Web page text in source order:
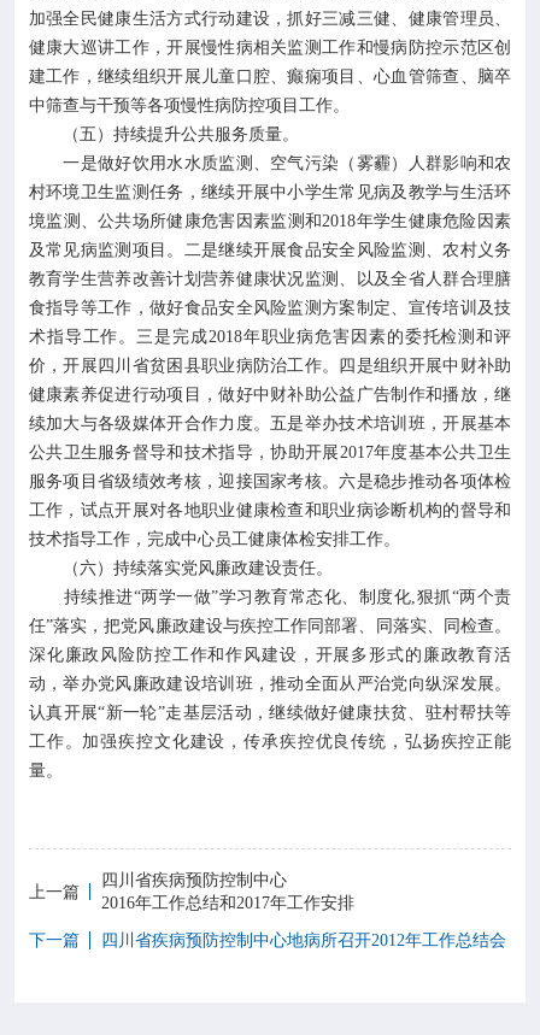
加强全民健康生活方式行动建设，抓好三减三健、健康管理员、
健康大巡讲工作，开展慢性病相关监测工作和慢病防控示范区创
建工作，继续组织开展儿童口腔、癫痫项目、心血管筛查、脑卒
中筛查与干预等各项慢性病防控项目工作。
（五）持续提升公共服务质量。
一是做好饮用水水质监测、空气污染（雾霾）人群影响和农
村环境卫生监测任务，继续开展中小学生常见病及教学与生活环
境监测、公共场所健康危害因素监测和2018年学生健康危险因素
及常见病监测项目。二是继续开展食品安全风险监测、农村义务
教育学生营养改善计划营养健康状况监测、以及全省人群合理膳
食指导等工作，做好食品安全风险监测方案制定、宣传培训及技
术指导工作。三是完成2018年职业病危害因素的委托检测和评
价，开展四川省贫困县职业病防治工作。四是组织开展中财补助
健康素养促进行动项目，做好中财补助公益广告制作和播放，继
续加大与各级媒体开合作力度。五是举办技术培训班，开展基本
公共卫生服务督导和技术指导，协助开展2017年度基本公共卫生
服务项目省级绩效考核，迎接国家考核。六是稳步推动各项体检
工作，试点开展对各地职业健康检查和职业病诊断机构的督导和
技术指导工作，完成中心员工健康体检安排工作。
（六）持续落实党风廉政建设责任。
持续推进“两学一做”学习教育常态化、制度化,狠抓“两个责
任”落实，把党风廉政建设与疾控工作同部署、同落实、同检查。
深化廉政风险防控工作和作风建设，开展多形式的廉政教育活
动，举办党风廉政建设培训班，推动全面从严治党向纵深发展。
认真开展“新一轮”走基层活动，继续做好健康扶贫、驻村帮扶等
工作。加强疾控文化建设，传承疾控优良传统，弘扬疾控正能
量。
上一篇
四川省疾病预防控制中心
2016年工作总结和2017年工作安排
下一篇
四川省疾病预防控制中心地病所召开2012年工作总结会